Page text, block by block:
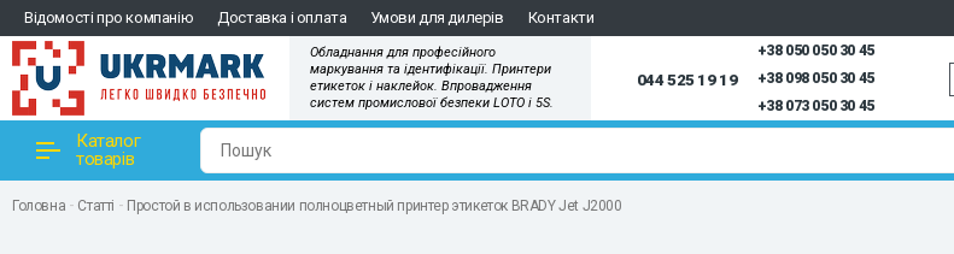
Відомості про компанію Доставка і оплата Умови для дилерів Контакти
Обладнання для професійного
маркування та ідентифікації. Принтери
етикеток і наклейок. Впровадження
систем промислової безпеки LOTO і 5S.
044 525 19 19
+38 050 050 30 45
+38 098 050 30 45
+38 073 050 30 45
Каталог
товарів
Головна Статті Простой в использовании полноцветный принтер этикеток BRADY Jet J2000